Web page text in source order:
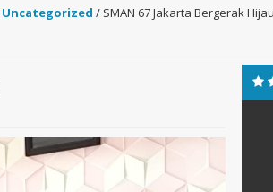
Uncategorized / SMAN 67 Jakarta Bergerak Hijau